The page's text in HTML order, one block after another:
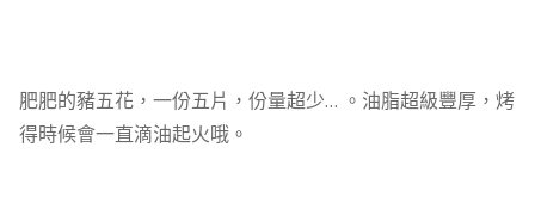
肥肥的豬五花，一份五片，份量超少… 。油脂超級豐厚，烤
得時候會一直滴油起火哦。